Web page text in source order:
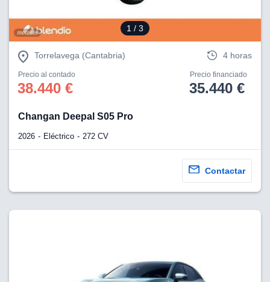
1 / 3
Torrelavega (Cantabria) 4 horas
Precio al contado
38.440 €
Precio financiado
35.440 €
Changan Deepal S05 Pro
2026 Eléctrico 272 CV
Contactar